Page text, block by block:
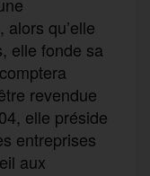
qu’elle
elle fonde sa
revendue
elle préside
entreprises
aux